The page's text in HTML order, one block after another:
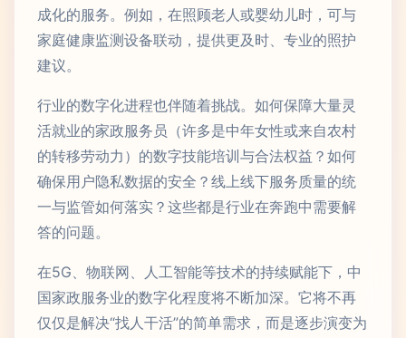
成化的服务。例如，在照顾老人或婴幼儿时，可与
家庭健康监测设备联动，提供更及时、专业的照护
建议。
行业的数字化进程也伴随着挑战。如何保障大量灵
活就业的家政服务员（许多是中年女性或来自农村
的转移劳动力）的数字技能培训与合法权益？如何
确保用户隐私数据的安全？线上线下服务质量的统
一与监管如何落实？这些都是行业在奔跑中需要解
答的问题。
在5G、物联网、人工智能等技术的持续赋能下，中
国家政服务业的数字化程度将不断加深。它将不再
仅仅是解决“找人干活”的简单需求，而是逐步演变为